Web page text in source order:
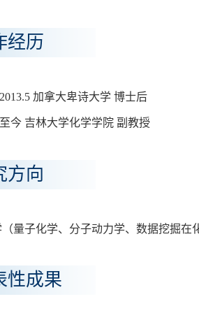
经历
加拿大卑诗大学 博士后
今 吉林大学化学学院 副教授
方向
量子化学、分子动力学、数据挖掘在
性成果